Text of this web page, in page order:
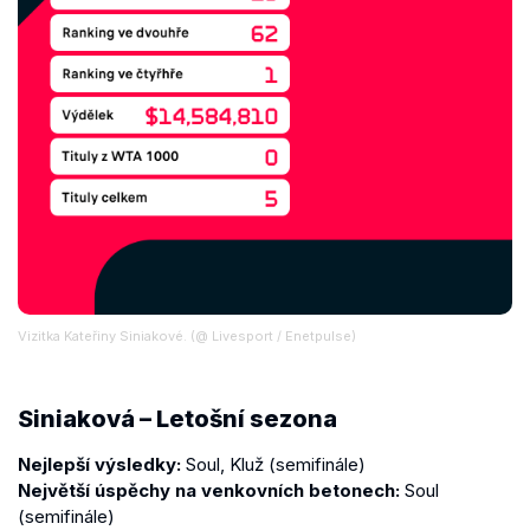
Vizitka Kateřiny Siniakové. (@ Livesport / Enetpulse)
Siniaková – Letošní sezona
Nejlepší výsledky: Soul, Kluž (semifinále)
Největší úspěchy na venkovních betonech: Soul
(semifinále)